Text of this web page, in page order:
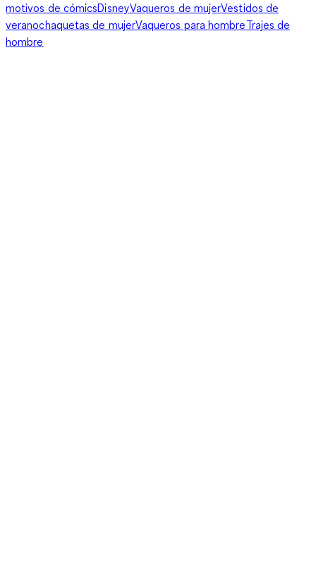
motivos de cómicsDisneyVaqueros de mujerVestidos de
veranochaquetas de mujerVaqueros para hombreTrajes de
hombre